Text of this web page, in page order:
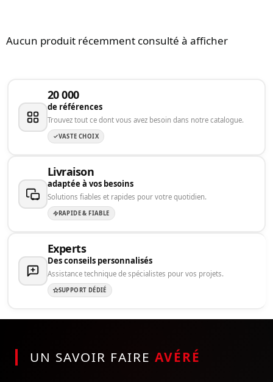
Aucun produit récemment consulté à afficher
20 000
de références
Trouvez tout ce dont vous avez besoin dans notre catalogue.
VASTE CHOIX
Livraison
adaptée à vos besoins
Solutions fiables et rapides pour votre quotidien.
RAPIDE & FIABLE
Experts
Des conseils personnalisés
Assistance technique de spécialistes pour vos projets.
SUPPORT DÉDIÉ
UN SAVOIR FAIRE AVÉRÉ